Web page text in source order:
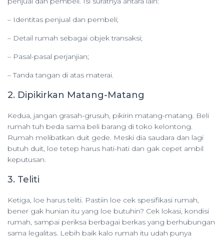
– Identitas penjual dan pembeli;
– Detail rumah sebagai objek transaksi;
– Pasal-pasal perjanjian;
– Tanda tangan di atas materai.
2. Dipikirkan Matang-Matang
Kedua, jangan grasah-grusuh, pikirin matang-matang. Beli
rumah tuh beda sama beli barang di toko kelontong.
Rumah melibatkan duit gede. Meski dia saudara dan lagi
butuh duit, loe tetep harus hati-hati dan gak cepet ambil
keputusan.
3. Teliti
Ketiga, loe harus teliti. Pastiin loe cek spesifikasi rumah,
bener gak hunian itu yang loe butuhin? Cek lokasi, kondisi
rumah, sampai periksa berbagai berkas yang berhubungan
sama legalitas. Lebih baik kalo rumah itu udah punya